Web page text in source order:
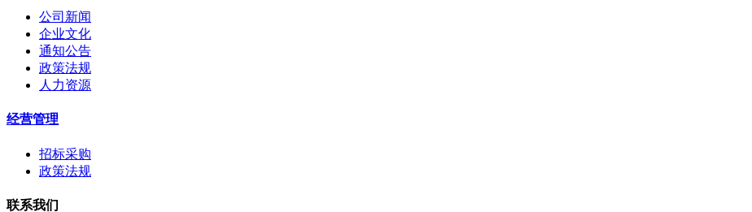
公司新闻
企业文化
通知公告
政策法规
人力资源
经营管理
招标采购
政策法规
联系我们